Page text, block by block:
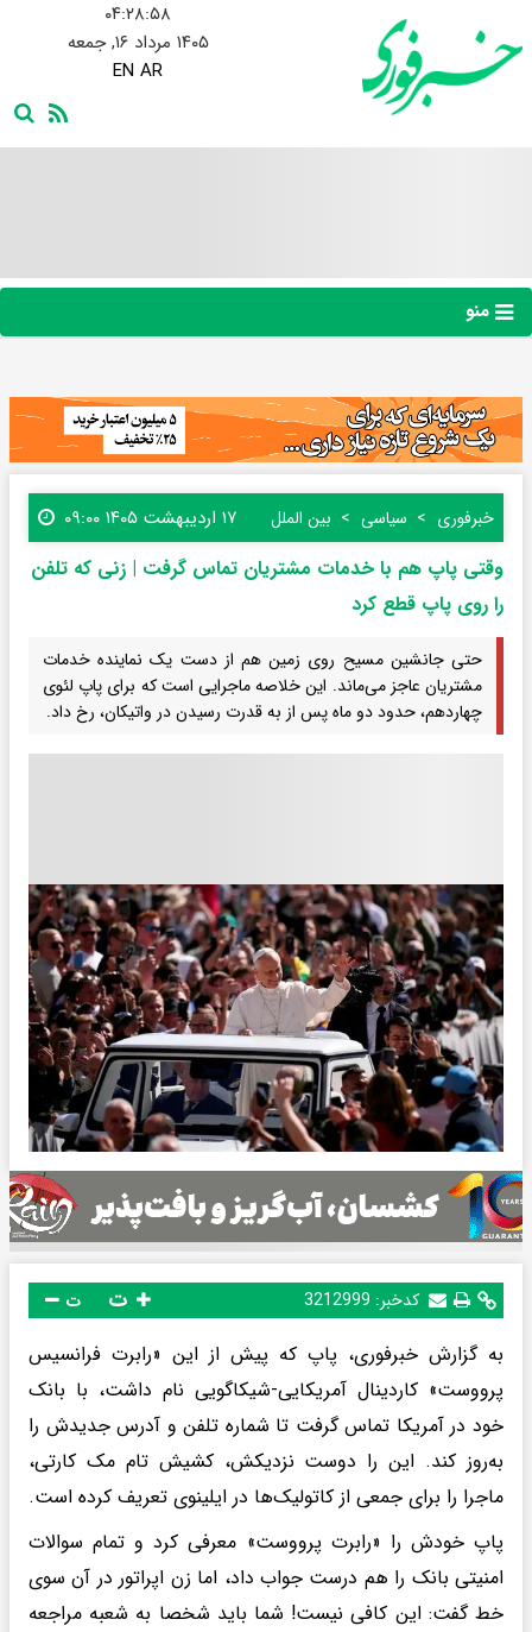
۰۴:۲۹:۰۰
۱۴۰۵ مرداد ۱۶, جمعه
EN AR
منو
خبرفوری سیاسی بین الملل ۱۷ اردیبهشت ۱۴۰۵ ۰۹:۰۰
وقتی پاپ هم با خدمات مشتریان تماس گرفت | زنی که تلفن
را روی پاپ قطع کرد
حتی جانشین مسیح روی زمین هم از دست یک نماینده خدمات
مشتریان عاجز می‌ماند. این خلاصه ماجرایی است که برای پاپ لئوی
چهاردهم، حدود دو ماه پس از به قدرت رسیدن در واتیکان، رخ داد.
کدخبر: 3212999 ت
به گزارش خبرفوری، پاپ که پیش از این «رابرت فرانسیس
پرووست» کاردینال آمریکایی-شیکاگویی نام داشت، با بانک
خود در آمریکا تماس گرفت تا شماره تلفن و آدرس جدیدش را
به‌روز کند. این را دوست نزدیکش، کشیش تام مک کارتی،
ماجرا را برای جمعی از کاتولیک‌ها در ایلینوی تعریف کرده است.
پاپ خودش را «رابرت پرووست» معرفی کرد و تمام سوالات
امنیتی بانک را هم درست جواب داد، اما زن اپراتور در آن سوی
خط گفت: این کافی نیست! شما باید شخصا به شعبه مراجعه